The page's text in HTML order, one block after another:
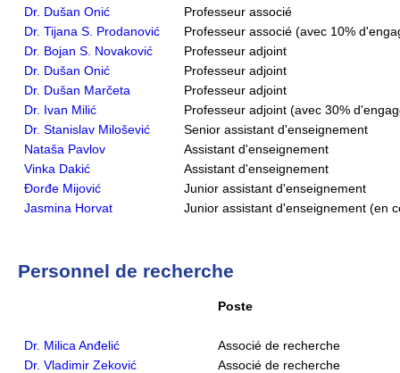
Dr. Dušan Onić
Professeur associé
Dr. Tijana S. Prodanović
Professeur associé (avec 10%
Dr. Bojan S. Novaković
Professeur adjoint
Dr. Dušan Onić
Professeur adjoint
Dr. Dušan Marčeta
Professeur adjoint
Dr. Ivan Milić
Professeur adjoint (avec 30%
Dr. Stanislav Milošević
Senior assistant d'enseignement
Nataša Pavlov
Assistant d'enseignement
Vinka Dakić
Assistant d'enseignement
Đorđe Mijović
Junior assistant d'enseignement
Jasmina Horvat
Junior assistant d'enseignement (en
Personnel de recherche
Poste
Dr. Milica Anđelić
Associé de recherche
Dr. Vladimir Zeković
Associé de recherche